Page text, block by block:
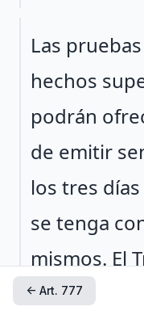
Párrafo 2
Las
hechos
podrán
de emitir
los tres
se tenga
mismos. El
vista con
← Art. 777